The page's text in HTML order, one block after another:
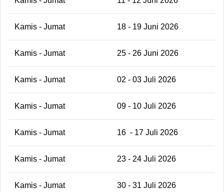
Kamis - Jumat 18 - 19 Juni 2026
Kamis - Jumat 25 - 26 Juni 2026
Kamis - Jumat 02 - 03 Juli 2026
Kamis - Jumat 09 - 10 Juli 2026
Kamis - Jumat 16 - 17 Juli 2026
Kamis - Jumat 23 - 24 Juli 2026
Kamis - Jumat 30 - 31 Juli 2026